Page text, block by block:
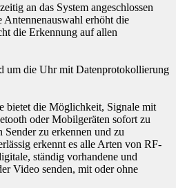
an das System angeschlossen
Antennenauswahl erhöht die
die Erkennung auf allen
um die Uhr mit Datenprotokollierung
bietet die Möglichkeit, Signale mit
oder Mobilgeräten sofort zu
zu erkennen und zu
erkennt es alle Arten von RF-
ständig vorhandene und
Video senden, mit oder ohne